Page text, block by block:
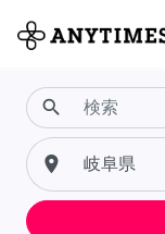
search
place